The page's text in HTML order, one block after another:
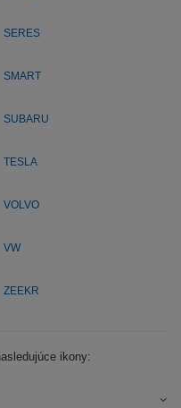
SERES
SMART
SUBARU
TESLA
VOLVO
VW
ZEEKR
ikony: